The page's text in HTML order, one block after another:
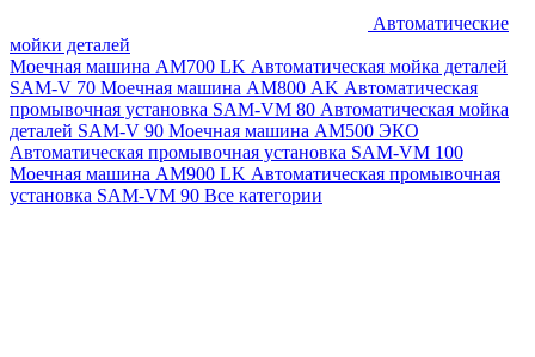
Автоматические
мойки деталей
Моечная машина AM700 LK Автоматическая мойка деталей
SAM-V 70 Моечная машина АМ800 AK Автоматическая
промывочная установка SAM-VM 80 Автоматическая мойка
деталей SAM-V 90 Моечная машина АМ500 ЭКО
Автоматическая промывочная установка SAM-VM 100
Моечная машина AM900 LK Автоматическая промывочная
установка SAM-VM 90 Все категории